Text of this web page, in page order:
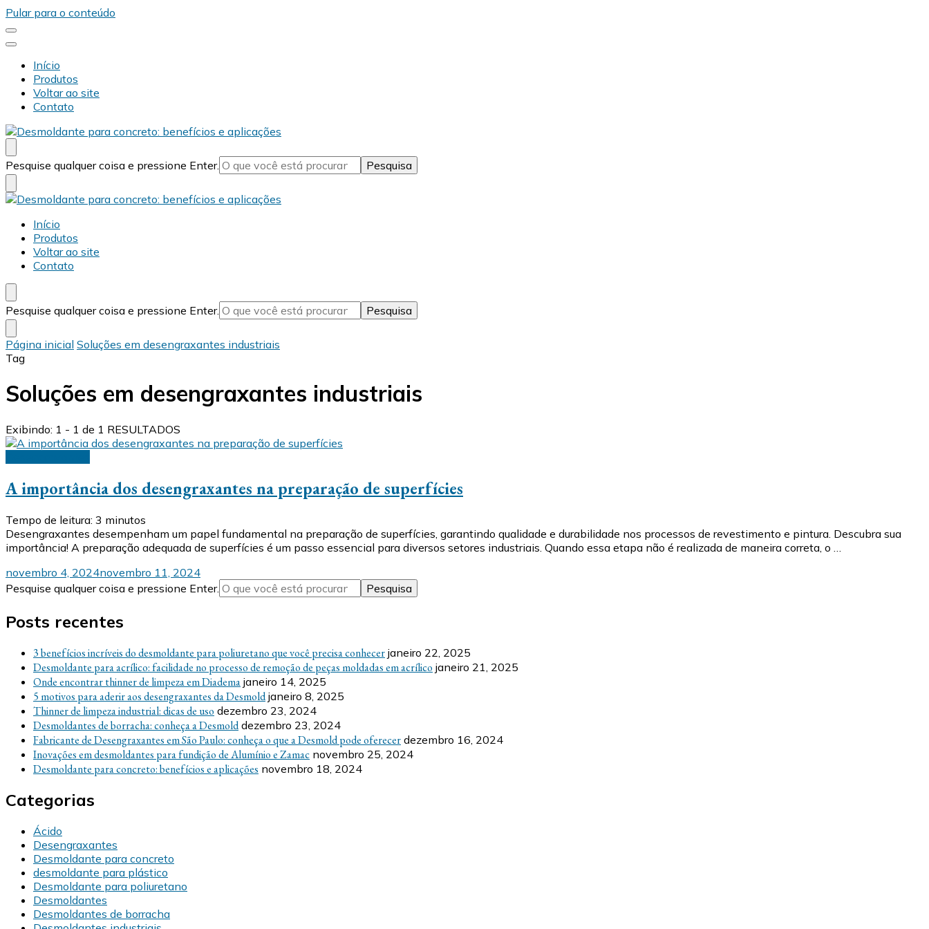
Pular para o conteúdo
Início
Produtos
Voltar ao site
Contato
Desmold
Blog Desmold
Procurando
algo?
Pesquise qualquer coisa e pressione Enter.
Desmold
Blog Desmold
Início
Produtos
Voltar ao site
Contato
Procurando
algo?
Pesquise qualquer coisa e pressione Enter.
Página inicial Soluções em desengraxantes industriais
Tag
Soluções em desengraxantes industriais
Exibindo: 1 - 1 de 1 RESULTADOS
A importância dos desengraxantes na preparação de superfícies
Tempo de leitura: 3 minutos
Desengraxantes desempenham um papel fundamental na preparação de superfícies, garantindo qualidade e durabilidade nos processos de revestimento e pintura. Descubra sua
importância! A preparação adequada de superfícies é um passo essencial para diversos setores industriais. Quando essa etapa não é realizada de maneira correta, o …
novembro 4, 2024novembro 11, 2024
Procurando
algo?
Pesquise qualquer coisa e pressione Enter.
Posts recentes
3 benefícios incríveis do desmoldante para poliuretano que você precisa conhecer janeiro 22, 2025
Desmoldante para acrílico: facilidade no processo de remoção de peças moldadas em acrílico janeiro 21, 2025
Onde encontrar thinner de limpeza em Diadema janeiro 14, 2025
5 motivos para aderir aos desengraxantes da Desmold janeiro 8, 2025
Thinner de limpeza industrial: dicas de uso dezembro 23, 2024
Desmoldantes de borracha: conheça a Desmold dezembro 23, 2024
Fabricante de Desengraxantes em São Paulo: conheça o que a Desmold pode oferecer dezembro 16, 2024
Inovações em desmoldantes para fundição de Alumínio e Zamac novembro 25, 2024
Desmoldante para concreto: benefícios e aplicações novembro 18, 2024
Categorias
Ácido
Desengraxantes
Desmoldante para concreto
desmoldante para plástico
Desmoldante para poliuretano
Desmoldantes
Desmoldantes de borracha